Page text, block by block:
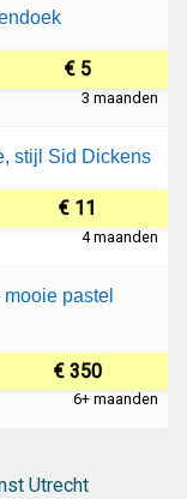
€ 5
3 maanden
stijl Sid Dickens
€ 11
4 maanden
pastel
€ 350
6+ maanden
Utrecht